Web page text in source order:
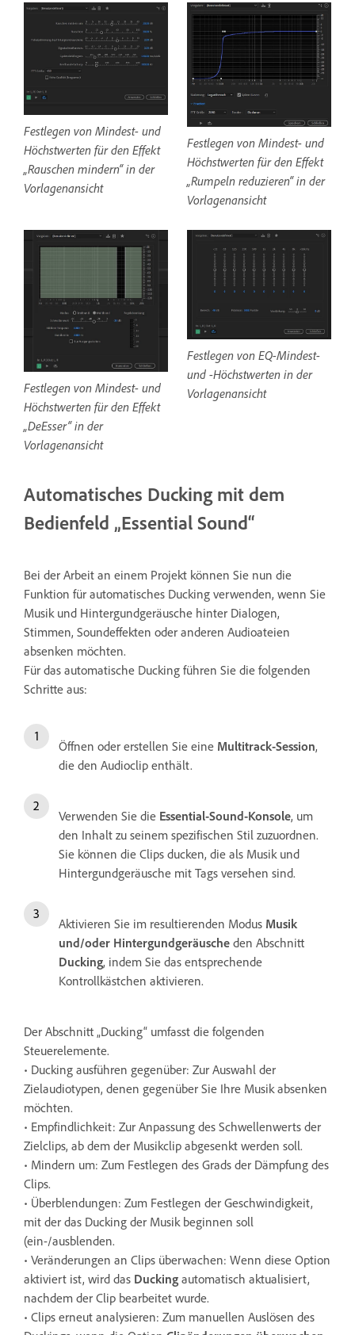
Festlegen von Mindest- und
Höchstwerten für den Effekt
„Rauschen mindern“ in der
Vorlagenansicht
Festlegen von Mindest- und
Höchstwerten für den Effekt
„Rumpeln reduzieren“ in der
Vorlagenansicht
Festlegen von Mindest- und
Höchstwerten für den Effekt
„DeEsser“ in der
Vorlagenansicht
Festlegen von EQ-Mindest-
und -Höchstwerten in der
Vorlagenansicht
Automatisches Ducking mit dem
Bedienfeld „Essential Sound“
Bei der Arbeit an einem Projekt können Sie nun die
Funktion für automatisches Ducking verwenden, wenn Sie
Musik und Hintergundgeräusche hinter Dialogen,
Stimmen, Soundeffekten oder anderen Audioateien
absenken möchten.
Für das automatische Ducking führen Sie die folgenden
Schritte aus:
Öffnen oder erstellen Sie eine Multitrack-Session,
die den Audioclip enthält.
Verwenden Sie die Essential-Sound-Konsole, um
den Inhalt zu seinem spezifischen Stil zuzuordnen.
Sie können die Clips ducken, die als Musik und
Hintergundgeräusche mit Tags versehen sind.
Aktivieren Sie im resultierenden Modus Musik
und/oder Hintergundgeräusche den Abschnitt
Ducking, indem Sie das entsprechende
Kontrollkästchen aktivieren.
Der Abschnitt „Ducking“ umfasst die folgenden
Steuerelemente.
• Ducking ausführen gegenüber: Zur Auswahl der
Zielaudiotypen, denen gegenüber Sie Ihre Musik absenken
möchten.
• Empfindlichkeit: Zur Anpassung des Schwellenwerts der
Zielclips, ab dem der Musikclip abgesenkt werden soll.
• Mindern um: Zum Festlegen des Grads der Dämpfung des
Clips.
• Überblendungen: Zum Festlegen der Geschwindigkeit,
mit der das Ducking der Musik beginnen soll
(ein-/ausblenden.
• Veränderungen an Clips überwachen: Wenn diese Option
aktiviert ist, wird das Ducking automatisch aktualisiert,
nachdem der Clip bearbeitet wurde.
• Clips erneut analysieren: Zum manuellen Auslösen des